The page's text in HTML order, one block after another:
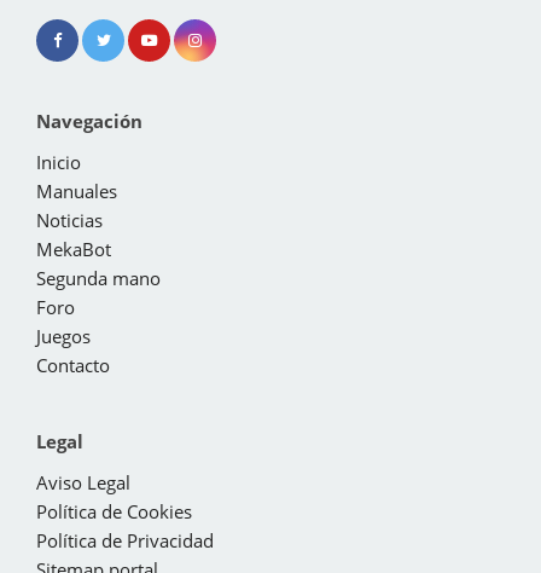
Navegación
Inicio
Manuales
Noticias
MekaBot
Segunda mano
Foro
Juegos
Contacto
Legal
Aviso Legal
Política de Cookies
Política de Privacidad